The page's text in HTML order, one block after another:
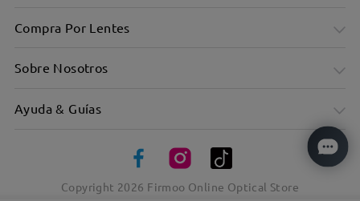
Compra Por Lentes
Sobre Nosotros
Ayuda & Guías
Copyright 2026 Firmoo Online Optical Store